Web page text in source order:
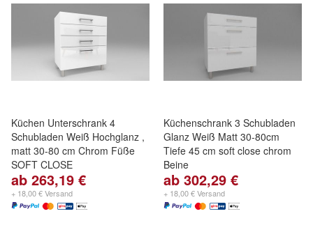
Küchen Unterschrank 4
Schubladen Weiß Hochglanz ,
matt 30-80 cm Chrom Füße
SOFT CLOSE
ab 263,19 €
+ 18,00 € Versand
Küchenschrank 3 Schubladen
Glanz Weiß Matt 30-80cm
Tiefe 45 cm soft close chrom
Beine
ab 302,29 €
+ 18,00 € Versand